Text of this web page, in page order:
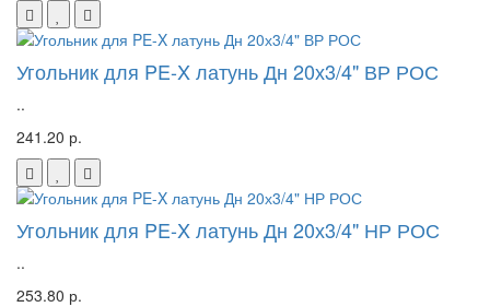
Угольник для PE-X латунь Дн 20х3/4" ВР РОС
..
241.20 р.
Угольник для PE-X латунь Дн 20х3/4" НР РОС
..
253.80 р.